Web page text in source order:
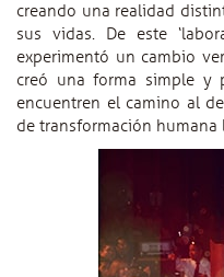
creando una realidad
sus vidas. De este
experimentó un cambio
creó una forma simple y
encuentren el camino al
de transformación humana